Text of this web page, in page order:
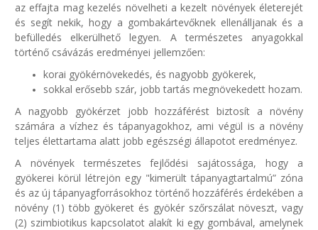
az effajta mag kezelés növelheti a kezelt növények életerejét
és segít nekik, hogy a gombakártevőknek ellenálljanak és a
befülledés elkerülhető legyen. A természetes anyagokkal
történő csávázás eredményei jellemzően:
korai gyökérnövekedés, és nagyobb gyökerek,
sokkal erősebb szár, jobb tartás megnövekedett hozam.
A nagyobb gyökérzet jobb hozzáférést biztosít a növény
számára a vízhez és tápanyagokhoz, ami végül is a növény
teljes élettartama alatt jobb egészségi állapotot eredményez.
A növények természetes fejlődési sajátossága, hogy a
gyökerei körül létrejön egy "kimerült tápanyagtartalmú” zóna
és az új tápanyagforrásokhoz történő hozzáférés érdekében a
növény (1) több gyökeret és gyökér szőrszálat növeszt, vagy
(2) szimbiotikus kapcsolatot alakít ki egy gombával, amelynek